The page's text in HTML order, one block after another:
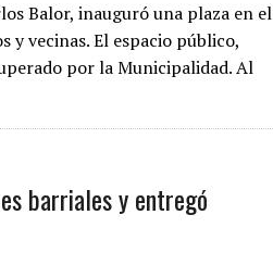
Balor, inauguró una plaza en el
y vecinas. El espacio público,
por la Municipalidad. Al
barriales y entregó